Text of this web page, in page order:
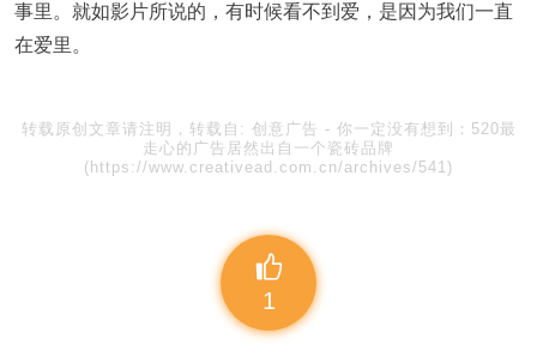
事里。就如影片所说的，有时候看不到爱，是因为我们一直
在爱里。
转载原创文章请注明，转载自: 创意广告 - 你一定没有想到：520最
走心的广告居然出自一个瓷砖品牌
(https://www.creativead.com.cn/archives/541)
1